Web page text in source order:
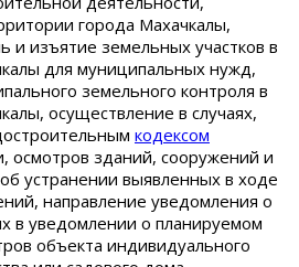
города Махачкалы,
и изъятие земельных участков в
для муниципальных нужд,
земельного контроля в
осуществление в случаях,
кодексом
осмотров зданий, сооружений и
устранении выявленных в ходе
направление уведомления о
в уведомлении о планируемом
объекта индивидуального